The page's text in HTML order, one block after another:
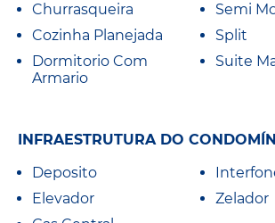
Churrasqueira
Cozinha Planejada
Dormitorio Com
Armario
Semi
Split
Suite
INFRAESTRUTURA DO
Deposito
Elevador
Zelador